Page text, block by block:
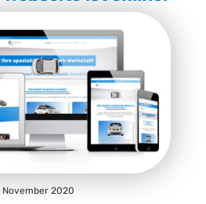
November 2020